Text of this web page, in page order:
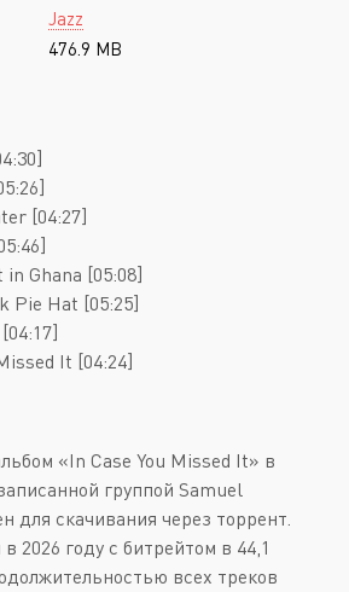
Jazz
476.9 MB
[04:27]
Ghana [05:08]
Pie Hat [05:25]
It [04:24]
«In Case You Missed It» в
группой Samuel
для скачивания через торрент.
2026 году с битрейтом в 44,1
всех треков